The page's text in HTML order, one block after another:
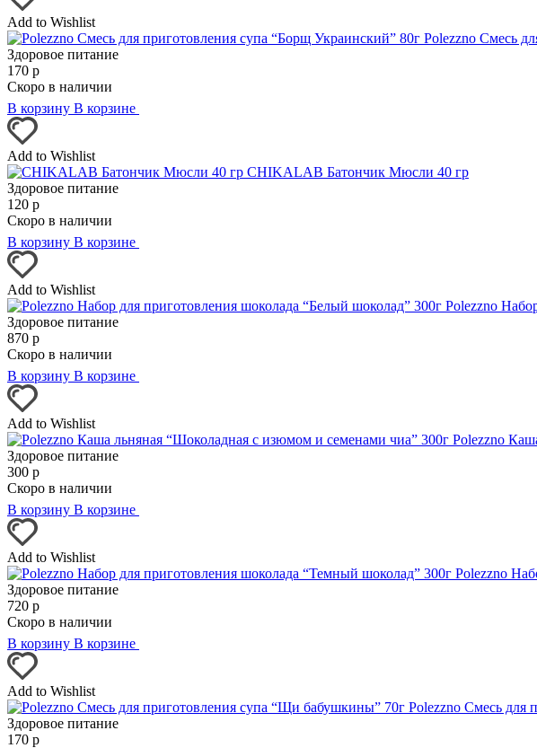
Add to Wishlist
Polezzno Смесь
Здоровое питание
170 р
Скоро в наличии
В корзину В корзине
Add to Wishlist
CHIKALAB Батончик Мюсли 40 гр
Здоровое питание
120 р
Скоро в наличии
В корзину В корзине
Add to Wishlist
Polezzno
Здоровое питание
870 р
Скоро в наличии
В корзину В корзине
Add to Wishlist
Polezzno
Здоровое питание
300 р
Скоро в наличии
В корзину В корзине
Add to Wishlist
Polezzno
Здоровое питание
720 р
Скоро в наличии
В корзину В корзине
Add to Wishlist
Polezzno Смесь для
Здоровое питание
170 р